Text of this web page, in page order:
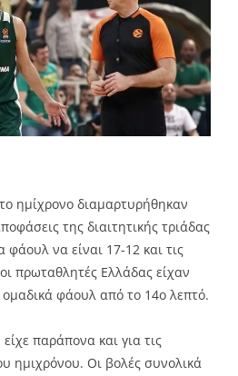
ημίχρονο διαμαρτυρήθηκαν
της διαιτητικής τριάδας
να είναι 17-12 και τις
πρωταθλητές Ελλάδας είχαν
φάουλ από το 14ο λεπτό.
παράπονα και για τις
ημιχρόνου. Οι βολές συνολικά